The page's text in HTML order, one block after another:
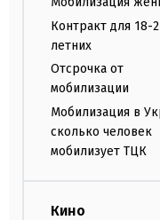
Контракт для 18-
летних
Отсрочка от
мобилизации
Мобилизация в
сколько человек
мобилизует ТЦК
Кино